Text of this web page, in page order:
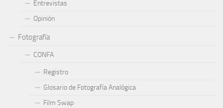
Entrevistas
Opinión
Fotografía
CONFA
Registro
Glosario de Fotografía Analógica
Film Swap